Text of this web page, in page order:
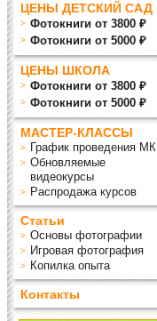
ЦЕНЫ ДЕТСКИЙ САД
Фотокниги от 3800 ₽
Фотокниги от 5000 ₽
ЦЕНЫ ШКОЛА
Фотокниги от 3800 ₽
Фотокниги от 5000 ₽
МАСТЕР-КЛАССЫ
График проведения МК
Обновляемые
видеокурсы
Распродажа курсов
Статьи
Основы фотографии
Игровая фотография
Копилка опыта
Контакты